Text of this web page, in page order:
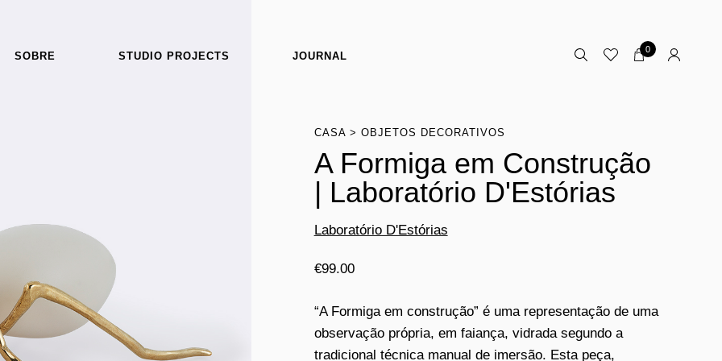
SOBRE STUDIO PROJECTS JOURNAL
0
CASA OBJETOS DECORATIVOS
A Formiga em Construção
| Laboratório D'Estórias
Laboratório D'Estórias
€99.00
“A Formiga em construção” é uma representação de uma
observação própria, em faiança, vidrada segundo a
tradicional técnica manual de imersão. Esta peça,